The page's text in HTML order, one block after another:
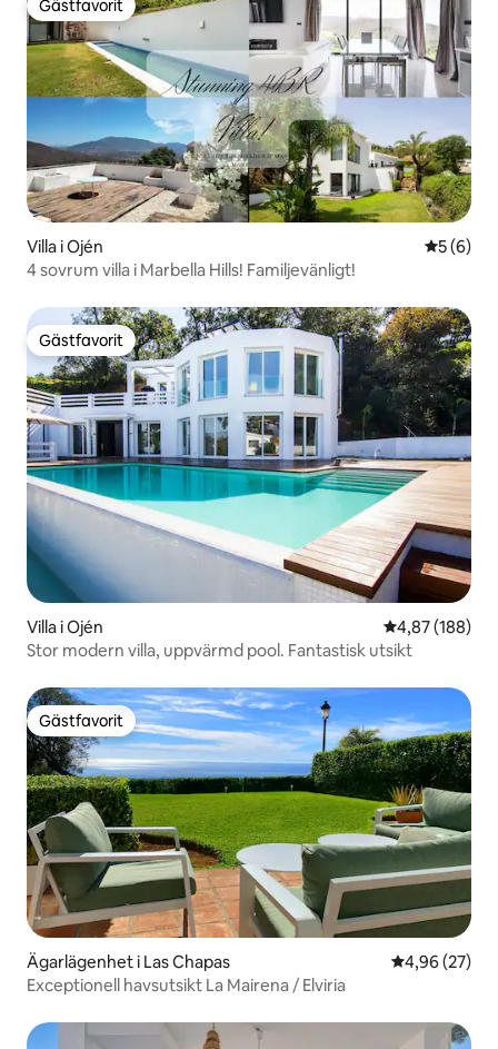
Gästfavorit
Gästfavorit
Villa i Ojén 5 av 5 i
5 (6)
4 sovrum villa i Marbella Hills! Familjevänligt!
Gästfavorit
Gästfavorit
Villa i Ojén 4,87 av 5 i
4,87 (188)
Stor modern villa, uppvärmd pool. Fantastisk utsikt
Gästfavorit
Gästfavorit
Ägarlägenhet i Las Chapas 4,96 av 5 i
4,96 (27)
Exceptionell havsutsikt La Mairena / Elviria